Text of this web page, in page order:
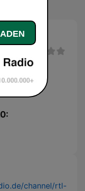
Infos.
channel/rtl-